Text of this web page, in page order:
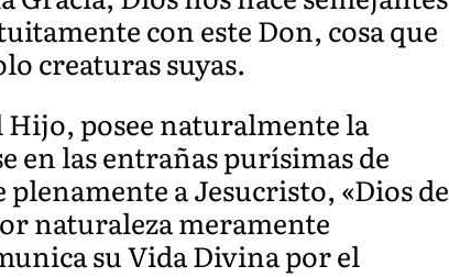
con este Don, cosa que
creaturas suyas.
Hijo, posee naturalmente la
en las entrañas purísimas de
a Jesucristo, «Dios de
naturaleza meramente
su Vida Divina por el